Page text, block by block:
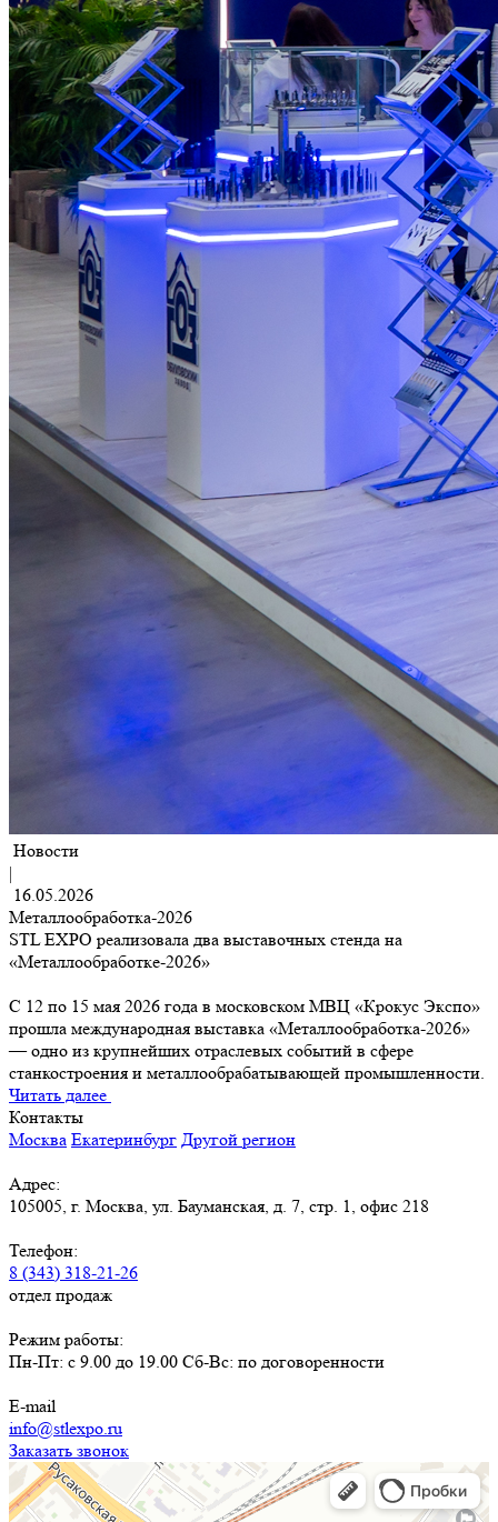
Новости
|
16.05.2026
Металлообработка-2026
STL EXPO реализовала два выставочных стенда на
«Металлообработке-2026»
С 12 по 15 мая 2026 года в московском МВЦ «Крокус Экспо»
прошла международная выставка «Металлообработка-2026»
— одно из крупнейших отраслевых событий в сфере
станкостроения и металлообрабатывающей промышленности.
Читать далее
Контакты
Москва Екатеринбург Другой регион
Адрес:
105005, г. Москва, ул. Бауманская, д. 7, стр. 1, офис 218
Телефон:
8 (343) 318-21-26
отдел продаж
Режим работы:
Пн-Пт: с 9.00 до 19.00 Сб-Вс: по договоренности
E-mail
info@stlexpo.ru
Заказать звонок